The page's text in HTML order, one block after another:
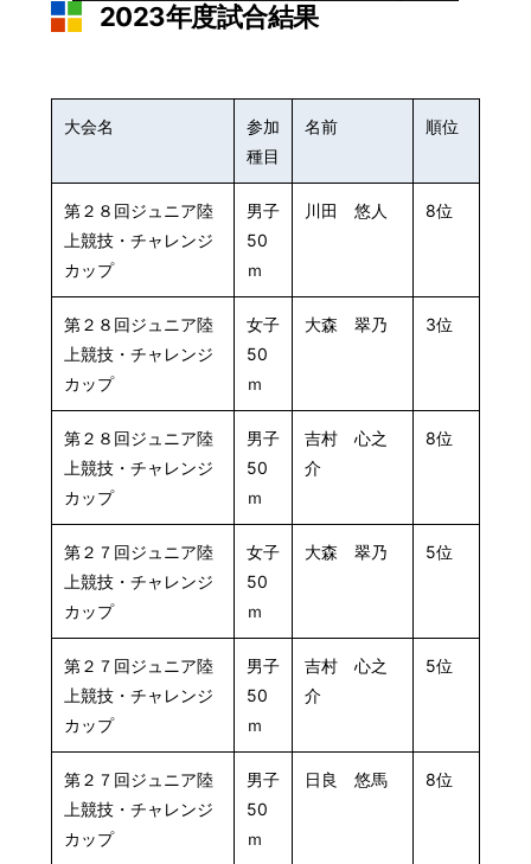
2023年度試合結果
大会名
参加
種目
名前 順位
第２８回ジュニア陸
上競技・チャレンジ
カップ
男子
50
ｍ
川田 悠人 8位
第２８回ジュニア陸
上競技・チャレンジ
カップ
女子
50
ｍ
大森 翠乃 3位
第２８回ジュニア陸
上競技・チャレンジ
カップ
男子
50
ｍ
吉村 心之
介
8位
第２７回ジュニア陸
上競技・チャレンジ
カップ
女子
50
ｍ
大森 翠乃 5位
第２７回ジュニア陸
上競技・チャレンジ
カップ
男子
50
ｍ
吉村 心之
介
5位
第２７回ジュニア陸
上競技・チャレンジ
カップ
男子
50
ｍ
日良 悠馬 8位